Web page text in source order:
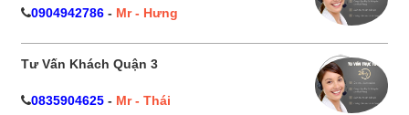
0904942786 - Mr - Hưng
Tư Vấn Khách Quận 3
0835904625 - Mr - Thái